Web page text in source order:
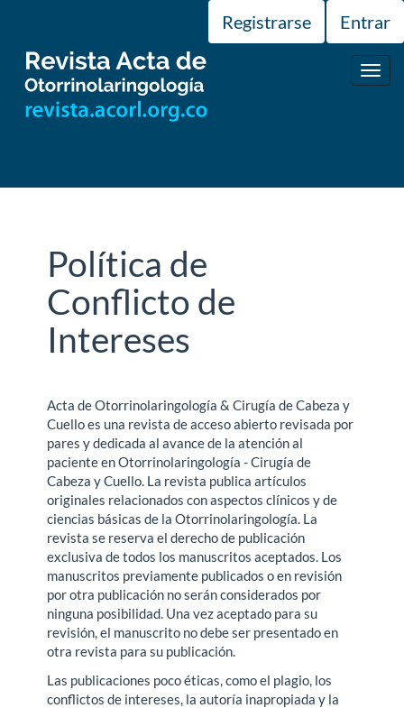
principal
Barra
lateral
Registrarse Entrar
Política de
Conflicto de
Intereses
Acta de Otorrinolaringología & Cirugía de Cabeza y
Cuello es una revista de acceso abierto revisada por
pares y dedicada al avance de la atención al
paciente en Otorrinolaringología - Cirugía de
Cabeza y Cuello. La revista publica artículos
originales relacionados con aspectos clínicos y de
ciencias básicas de la Otorrinolaringología. La
revista se reserva el derecho de publicación
exclusiva de todos los manuscritos aceptados. Los
manuscritos previamente publicados o en revisión
por otra publicación no serán considerados por
ninguna posibilidad. Una vez aceptado para su
revisión, el manuscrito no debe ser presentado en
otra revista para su publicación.
Las publicaciones poco éticas, como el plagio, los
conflictos de intereses, la autoría inapropiada y la